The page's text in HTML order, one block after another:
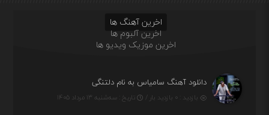
اخرین آهنگ ها
اخرین آلبوم ها
اخرین موزیک ویدیو ها
دانلود آهنگ سامیاس به نام دلتنگی
بازدید : ۰ بازدید بار / تاریخ : سه‌شنبه ۱۳ مرداد ۱۴۰۵